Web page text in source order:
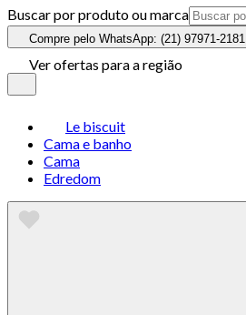
Buscar por produto ou marca
Compre pelo WhatsApp: (21) 97971-2181
Ver ofertas para a região
Le biscuit
Cama e banho
Cama
Edredom